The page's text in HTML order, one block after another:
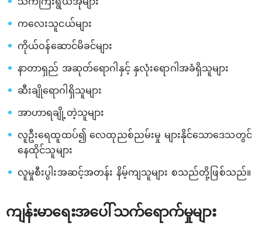
ကလေးသူငယ်များ
ကိုယ်ဝန်ဆောင်မိခင်များ
နာတာရှည် အဆုတ်‌ရောဂါနှင့် နှလုံးရောဂါအခံရှိသူများ
ဆီးချို‌ရောဂါရှိသူများ
အာဟာရချို့တဲ့သူများ
လူဦး‌ရေထူထပ်၍ လေထုညစ်ညမ်းမှု များနိုင်သောဒေသတွင်
နေထိုင်သူများ
လူမှုစီးပွါးအဆင့်အတန်း နိမ့်ကျသူများ စသည်တို့ဖြစ်သည်။
ကျန်းမာရေးအပေါ် သက်‌ရောက်မှုများ